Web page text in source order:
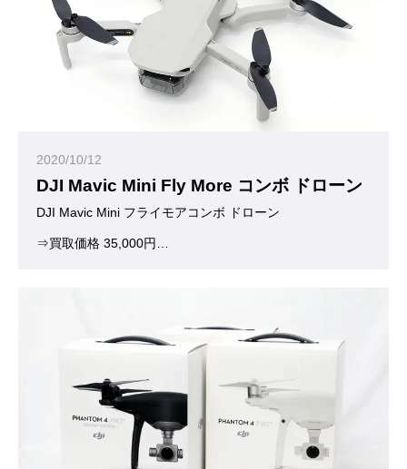
2020/10/12
DJI Mavic Mini Fly More コンボ ドローン
DJI Mavic Mini フライモアコンボ ドローン
⇒買取価格 35,000円
本格的なドローン空撮がより手軽に。
199gのコンパクトドローンMavic Mini(マビック ミニ)が登場し
日本国内では法令により20g0以上の無人航空機ドローンの飛